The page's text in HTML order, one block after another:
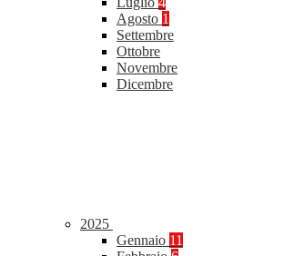
Agosto 1
Settembre
Ottobre
Novembre
Dicembre
2025
Gennaio 11